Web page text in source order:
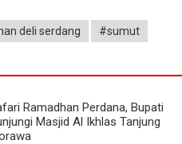
deli serdang #sumut
Ramadhan Perdana, Bupati
Masjid Al Ikhlas Tanjung